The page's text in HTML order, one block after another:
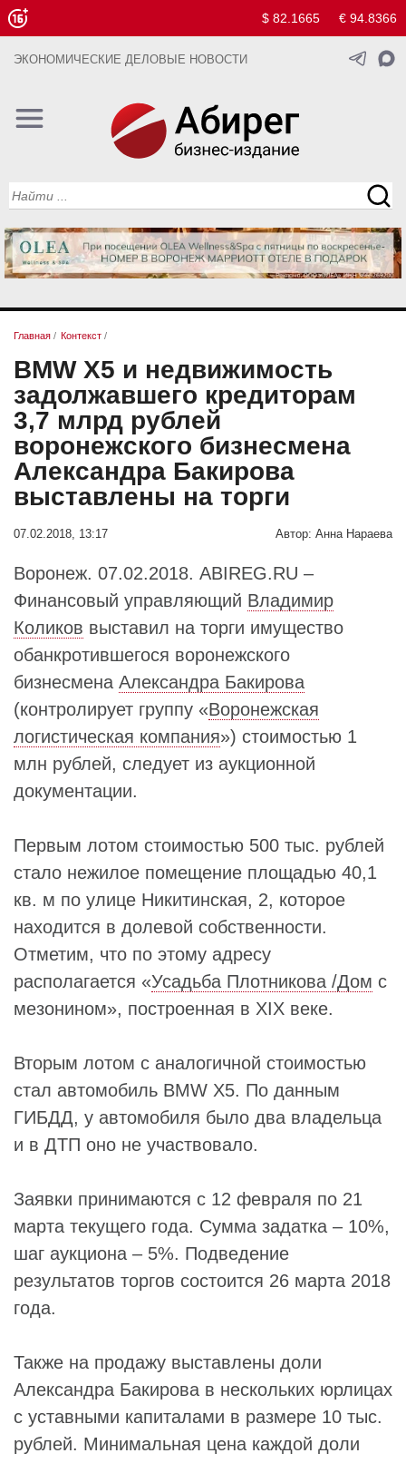
$ 82.1665 € 94.8366
ЭКОНОМИЧЕСКИЕ ДЕЛОВЫЕ НОВОСТИ
Главная / Контекст /
BMW X5 и недвижимость
задолжавшего кредиторам
3,7 млрд рублей
воронежского бизнесмена
Александра Бакирова
выставлены на торги
07.02.2018, 13:17 Автор: Анна Нараева
Воронеж. 07.02.2018. ABIREG.RU –
Финансовый управляющий Владимир
Коликов выставил на торги имущество
обанкротившегося воронежского
бизнесмена Александра Бакирова
(контролирует группу «Воронежская
логистическая компания») стоимостью 1
млн рублей, следует из аукционной
документации.
Первым лотом стоимостью 500 тыс. рублей
стало нежилое помещение площадью 40,1
кв. м по улице Никитинская, 2, которое
находится в долевой собственности.
Отметим, что по этому адресу
располагается «Усадьба Плотникова /Дом с
мезонином», построенная в XIX веке.
Вторым лотом с аналогичной стоимостью
стал автомобиль BMW X5. По данным
ГИБДД, у автомобиля было два владельца
и в ДТП оно не участвовало.
Заявки принимаются с 12 февраля по 21
марта текущего года. Сумма задатка – 10%,
шаг аукциона – 5%. Подведение
результатов торгов состоится 26 марта 2018
года.
Также на продажу выставлены доли
Александра Бакирова в нескольких юрлицах
с уставными капиталами в размере 10 тыс.
рублей. Минимальная цена каждой доли